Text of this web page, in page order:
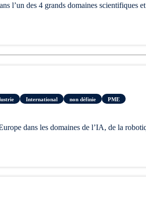
l’un des 4 grands domaines scientifiques et
International non définie
PME